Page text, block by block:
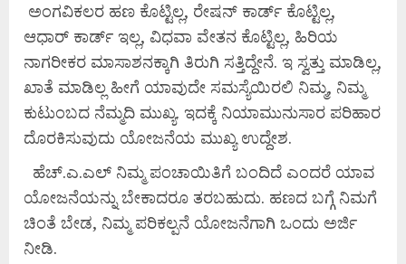
ಅಂಗವಿಕಲರ ಹಣ ಕೊಟ್ಟಿಲ್ಲ, ರೇಷನ್ ಕಾರ್ಡ್ ಕೊಟ್ಟಿಲ್ಲ,
ಆಧಾರ್ ಕಾರ್ಡ್ ಇಲ್ಲ, ವಿಧವಾ ವೇತನ ಕೊಟ್ಟಿಲ್ಲ, ಹಿರಿಯ
ನಾಗರೀಕರ ಮಾಸಾಶನಕ್ಕಾಗಿ ತಿರುಗಿ ಸತ್ತಿದ್ದೇನೆ. ಇ ಸ್ವತ್ತು ಮಾಡಿಲ್ಲ,
ಖಾತೆ ಮಾಡಿಲ್ಲ ಹೀಗೆ ಯಾವುದೇ ಸಮಸ್ಯೆಯಿರಲಿ ನಿಮ್ಮ, ನಿಮ್ಮ
ಕುಟುಂಬದ ನೆಮ್ಮದಿ ಮುಖ್ಯ. ಇದಕ್ಕೆ ನಿಯಾಮುನುಸಾರ ಪರಿಹಾರ
ದೊರಕಿಸುವುದು ಯೋಜನೆಯ ಮುಖ್ಯ ಉದ್ದೇಶ.
ಹೆಚ್.ಎ.ಎಲ್ ನಿಮ್ಮ ಪಂಚಾಯಿತಿಗೆ ಬಂದಿದೆ ಎಂದರೆ ಯಾವ
ಯೋಜನೆಯನ್ನು ಬೇಕಾದರೂ ತರಬಹುದು. ಹಣದ ಬಗ್ಗೆ ನಿಮಗೆ
ಚಿಂತೆ ಬೇಡ, ನಿಮ್ಮ ಪರಿಕಲ್ಪನೆ ಯೋಜನೆಗಾಗಿ ಒಂದು ಅರ್ಜಿ
ನೀಡಿ.